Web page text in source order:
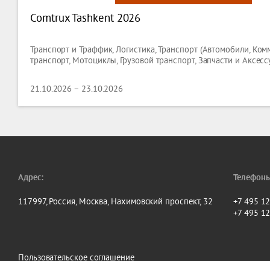
Comtrux Tashkent 2026
Транспорт и Траффик, Логистика, Транспорт (Автомобили,
транспорт, Мотоциклы, Грузовой транспорт, Запчасти и
21.10.2026 – 23.10.2026
Адрес:
117997, Россия, Москва, Нахимовский проспект, 32
+7 495
+7 495
Пользовательское соглашение